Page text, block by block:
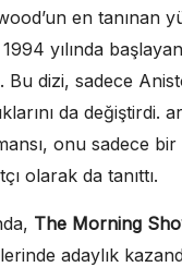
en
1994 yılında
dizi, sadece
da değiştirdi.
onu sadece
olarak da tanıttı.
The Morning
adaylık